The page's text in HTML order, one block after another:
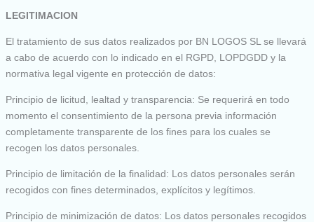
LEGITIMACION
El tratamiento de sus datos realizados por BN LOGOS SL se llevará
a cabo de acuerdo con lo indicado en el RGPD, LOPDGDD y la
normativa legal vigente en protección de datos:
Principio de licitud, lealtad y transparencia: Se requerirá en todo
momento el consentimiento de la persona previa información
completamente transparente de los fines para los cuales se
recogen los datos personales.
Principio de limitación de la finalidad: Los datos personales serán
recogidos con fines determinados, explícitos y legítimos.
Principio de minimización de datos: Los datos personales recogidos